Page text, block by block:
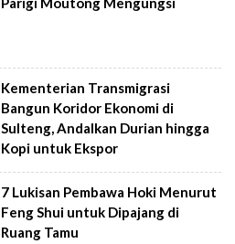
Kementerian Transmigrasi
Bangun Koridor Ekonomi di
Sulteng, Andalkan Durian hingga
Kopi untuk Ekspor
7 Lukisan Pembawa Hoki Menurut
Feng Shui untuk Dipajang di
Ruang Tamu